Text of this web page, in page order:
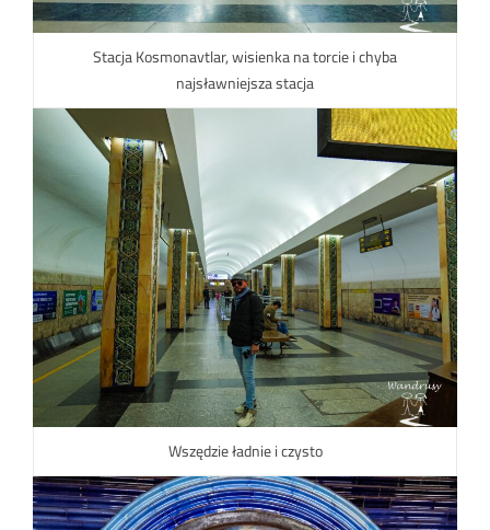
Stacja Kosmonavtlar, wisienka na torcie i chyba
najsławniejsza stacja
Wszędzie ładnie i czysto